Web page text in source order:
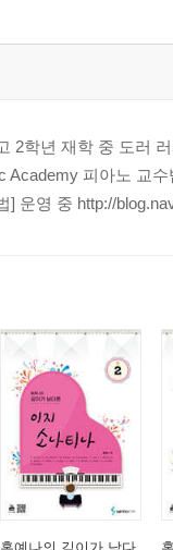
2학년 재학 중 도러
Academy 피아노 교
] 운영 중 http://